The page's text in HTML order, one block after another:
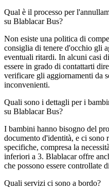
Qual è il processo per
su Blablacar Bus?
Non esiste una politica di
consiglia di tenere d'occhio gli
eventuali ritardi. In alcuni casi
essere in grado di contattarti
verificare gli aggiornamenti da
inconvenienti.
Quali sono i dettagli per i
su Blablacar Bus?
I bambini hanno bisogno del
documento d'identità, e ci sono
specifiche, compresa la
inferiori a 3. Blablacar offre
che possono essere controllate
Quali servizi ci sono a bordo?